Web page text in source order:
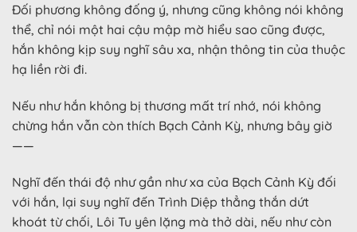
Đối phương không đống ý, nhưng cũng không nói không
thể, chỉ nói một hai cậu mập mờ hiểu sao cũng được,
hắn không kịp suy nghĩ sâu xa, nhận thông tin của thuộc
hạ liền rời đi.
Nếu như hắn không bị thương mất trí nhớ, nói không
chừng hắn vẫn còn thích Bạch Cảnh Kỳ, nhưng bây giờ
——
Nghĩ đến thái độ như gần như xa của Bạch Cảnh Kỳ đối
với hắn, lại suy nghĩ đến Trình Diệp thẳng thắn dứt
khoát từ chối, Lôi Tu yên lặng mà thở dài, nếu như còn